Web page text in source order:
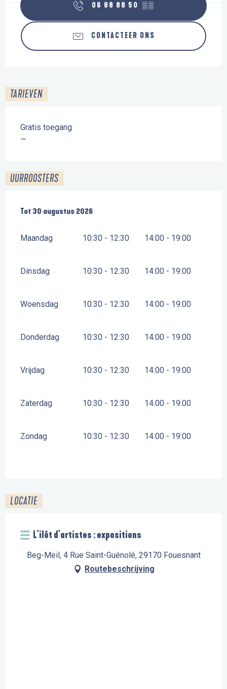
06 88 88 50 ▒▒
CONTACTEER ONS
TARIEVEN
Gratis toegang
—
UURROOSTERS
Vanaf27 april 2026tot
Tot 30 augustus 2026
Maandag 10:30 - 12:30 14:00 - 19:00
Dinsdag 10:30 - 12:30 14:00 - 19:00
Woensdag 10:30 - 12:30 14:00 - 19:00
Donderdag 10:30 - 12:30 14:00 - 19:00
Vrijdag 10:30 - 12:30 14:00 - 19:00
Zaterdag 10:30 - 12:30 14:00 - 19:00
Zondag 10:30 - 12:30 14:00 - 19:00
LOCATIE
L'ilôt d'artistes : expositions
Beg-Meil, 4 Rue Saint-Guénolé, 29170 Fouesnant
Routebeschrijving